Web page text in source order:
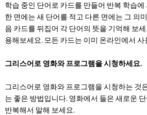
학습 중인 단어로 카드를 만들어 반복 학습에
한 면에는 새 단어를 적고 다른 면에는 그 의
음 카드를 뒤집어 각 단어의 뜻을 기억해 보
용해보세요. 모든 카드는 이미 온라인에서
그리스어로 영화와 프로그램을 시청하세요.
그리스어로 영화와 프로그램을 시청하는 것
는 좋은 방법입니다. 영화에서 들은 새로운
반복해서 말해 보세요.